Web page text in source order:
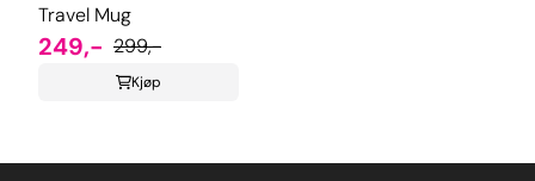
Travel Mug
249,- 299,-
Kjøp